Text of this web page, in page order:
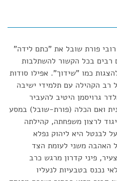
פורת שובל את "כתם לידה"
רבים בכל הקשור להשתלבות
כמו "שידוך". אפילו סודות
רב הקהילה עם תלמידי ישיבה
גרויסמן היטיב להעביר
ואם הכלה (פורת-שובל) במסע
לרצון משפחתה, קהילתה
לבנטל היא ליהוק נפלא
האהבה משני לעומת הצד
פיני קדרון מרגש כרב
נכנס בטבעיות לנעליו